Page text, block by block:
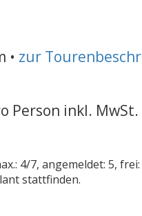
• zur
Person inkl. MwSt.
4/7, angemeldet: 5, frei:
stattfinden.